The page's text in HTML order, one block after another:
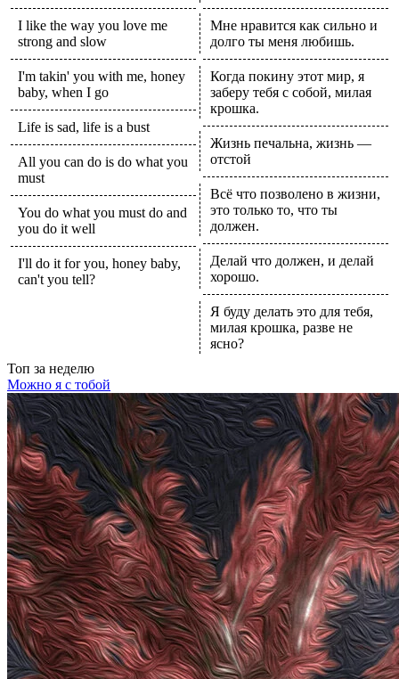
I like the way you love me
strong and slow
I'm takin' you with me, honey
baby, when I go
Life is sad, life is a bust
All you can do is do what you
must
You do what you must do and
you do it well
I'll do it for you, honey baby,
can't you tell?
Мне нравится как сильно и
долго ты меня любишь.
Когда покину этот мир, я
заберу тебя с собой, милая
крошка.
Жизнь печальна, жизнь —
отстой
Всё что позволено в жизни,
это только то, что ты
должен.
Делай что должен, и делай
хорошо.
Я буду делать это для тебя,
милая крошка, разве не
ясно?
Топ за неделю
Можно я с тобой